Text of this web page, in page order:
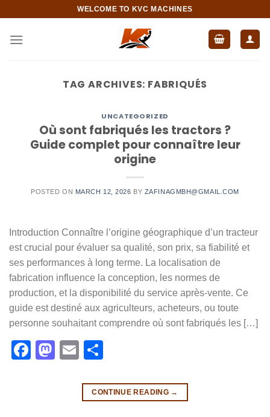
content
WELCOME TO KVC MACHINES
TAG ARCHIVES: FABRIQUÉS
UNCATEGORIZED
Où sont fabriqués les tractors ?
Guide complet pour connaître leur
origine
POSTED ON MARCH 12, 2026 BY ZAFINAGMBH@GMAIL.COM
Introduction Connaître l’origine géographique d’un tracteur
est crucial pour évaluer sa qualité, son prix, sa fiabilité et
ses performances à long terme. La localisation de
fabrication influence la conception, les normes de
production, et la disponibilité du service après-vente. Ce
guide est destiné aux agriculteurs, acheteurs, ou toute
personne souhaitant comprendre où sont fabriqués les […]
Facebook
Mastodon
Email
CONTINUE READING →